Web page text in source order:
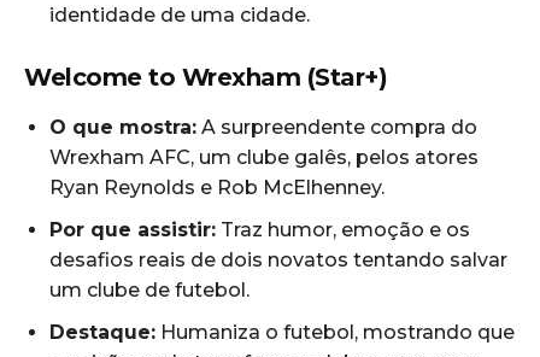
identidade de uma cidade.
Welcome to Wrexham (Star+)
O que mostra: A surpreendente compra do
Wrexham AFC, um clube galês, pelos atores
Ryan Reynolds e Rob McElhenney.
Por que assistir: Traz humor, emoção e os
desafios reais de dois novatos tentando salvar
um clube de futebol.
Destaque: Humaniza o futebol, mostrando que